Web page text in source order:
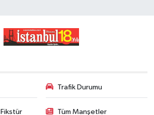
Trafik Durumu
Tüm Manşetler